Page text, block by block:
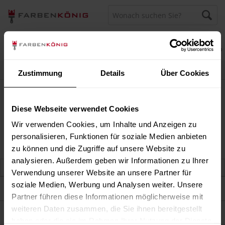
Zustimmung Details Über Cookies
Diese Webseite verwendet Cookies
Wir verwenden Cookies, um Inhalte und Anzeigen zu
personalisieren, Funktionen für soziale Medien anbieten
zu können und die Zugriffe auf unsere Website zu
analysieren. Außerdem geben wir Informationen zu Ihrer
Verwendung unserer Website an unsere Partner für
soziale Medien, Werbung und Analysen weiter. Unsere
Partner führen diese Informationen möglicherweise mit
weiteren Daten zusammen, die Sie ihnen bereitgestellt
Persönliche Beratung unter 040 60 77 65 23
Warenkorb
Mein Konto
Menü
Conluto (B-Ware)
Conluto (B-Ware)
Darum sind wir Farbenkönig
Service